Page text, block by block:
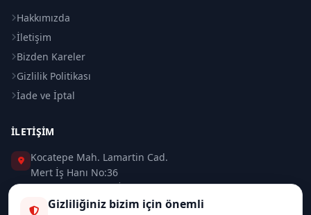
Hakkımızda
İletişim
Bizden Kareler
Gizlilik Politikası
İade ve İptal
İLETIŞIM
Kocatepe Mah. Lamartin Cad.
Mert İş Hanı No:36
Taksim / Beyoğlu / İSTANBUL
Gizliliğiniz bizim için önemli